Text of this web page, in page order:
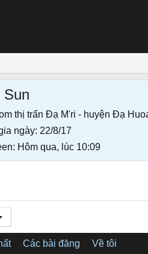
Sun
thị trấn Đạ M'ri - huyện Đạ
ngày 22/8/17
Hôm qua, lúc 10:09
Các bài đăng Về tôi